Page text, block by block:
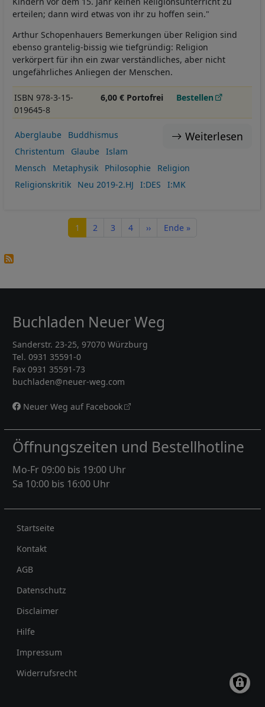
erteilen; dann wird etwas von ihr zu hoffen sein."
Arthur Schopenhauers Bemerkungen über Religion sind
ebenso grantelig-bissig wie tiefgründig: Religion
verkörpert für ihn ein zwar verständliches, aber nicht
ungefährliches Anliegen der Menschen.
ISBN 978-3-15-
019645-8
6,00 € Portofrei Bestellen
Weiterlesen
Aberglaube
Buddhismus
Christentum
Glaube
Islam
Mensch
Metaphysik Philosophie
Religion
Religionskritik
Neu 2019-2.HJ I:DES I:MK
Seite
1 Seite
2 Seite
3 Seite
4 Nächste Seite
›› Letzte Seite
Ende »
Buchladen Neuer Weg
Sanderstr. 23-25, 97070 Würzburg
Tel. 0931 35591-0
Fax 0931 35591-73
buchladen@neuer-weg.com
Neuer Weg auf Facebook
Öffnungszeiten und Bestellhotline
Mo-Fr 09:00 bis 19:00 Uhr
Sa 10:00 bis 16:00 Uhr
Rechtliches
Startseite
Kontakt
AGB
Datenschutz
Disclaimer
Hilfe
Impressum
Widerrufsrecht